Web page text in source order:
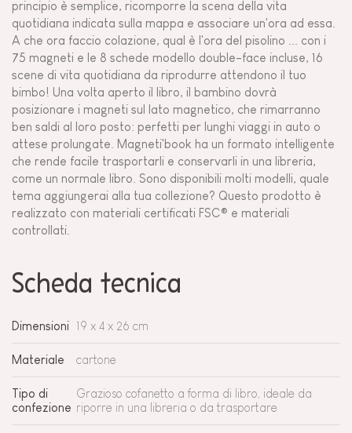
principio è semplice, ricomporre la scena della vita
quotidiana indicata sulla mappa e associare un'ora ad essa.
A che ora faccio colazione, qual è l'ora del pisolino ... con i
75 magneti e le 8 schede modello double-face incluse, 16
scene di vita quotidiana da riprodurre attendono il tuo
bimbo! Una volta aperto il libro, il bambino dovrà
posizionare i magneti sul lato magnetico, che rimarranno
ben saldi al loro posto: perfetti per lunghi viaggi in auto o
attese prolungate. Magneti'book ha un formato intelligente
che rende facile trasportarli e conservarli in una libreria,
come un normale libro. Sono disponibili molti modelli, quale
tema aggiungerai alla tua collezione? Questo prodotto è
realizzato con materiali certificati FSC® e materiali
controllati.
Scheda tecnica
Dimensioni 19 x 4 x 26 cm
Materiale cartone
Tipo di
confezione
Grazioso cofanetto a forma di libro, ideale da
riporre in una libreria o da trasportare